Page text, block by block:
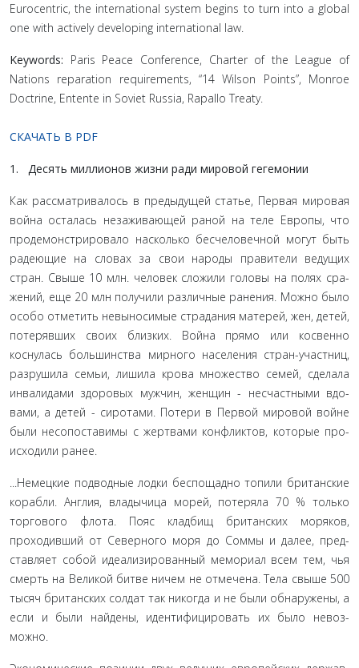
Eurocentric, the international system begins to turn into a global
one with actively developing international law.
Keywords: Paris Peace Conference, Charter of the League of
Nations reparation requirements, “14 Wilson Points”, Monroe
Doctrine, Entente in Soviet Russia, Rapallo Treaty.
СКАЧАТЬ В PDF
1. Десять миллионов жизни ради мировой гегемо­нии
Как рассматривалось в предыдущей статье, Первая ми­ровая
война осталась незаживающей раной на теле Европы, что
продемонстрировало насколько бесчеловечной могут быть
радеющие на словах за свои народы правители ведущих
стран. Свыше 10 млн. человек сложили головы на полях сра­
жений, еще 20 млн получили различные ранения. Можно было
особо отметить невыносимые страдания матерей, жен, детей,
потерявших своих близких. Война прямо или косвенно
коснулась большинства мирного населения стран-участниц,
разрушила семьи, лишила крова множество семей, сделала
инвалидами здоровых мужчин, женщин - несчастными вдо­
вами, а детей - сиротами. Потери в Первой мировой войне
были несопоставимы с жертвами конфликтов, которые про­
исходили ранее.
...Немецкие подводные лодки беспощадно топили бри­танские
корабли. Англия, владычица морей, потеряла 70 % только
торгового флота. Пояс кладбищ британских моряков,
проходивший от Северного моря до Соммы и далее, пред­
ставляет собой идеализированный мемориал всем тем, чья
смерть на Великой битве ничем не отмечена. Тела свыше 500
тысяч британских солдат так никогда и не были обнаружены, а
если и были найдены, идентифицировать их было невоз­
можно.